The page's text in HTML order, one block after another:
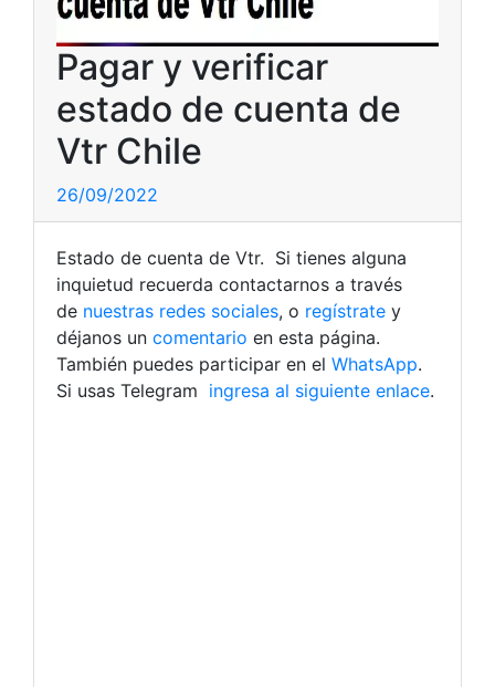
Pagar y verificar
estado de cuenta de
Vtr Chile
26/09/2022
Estado de cuenta de Vtr. Si tienes alguna
inquietud recuerda contactarnos a través
de nuestras redes sociales, o regístrate y
déjanos un comentario en esta página.
También puedes participar en el WhatsApp.
Si usas Telegram ingresa al siguiente enlace.